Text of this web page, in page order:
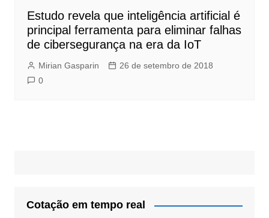
Estudo revela que inteligência artificial é
principal ferramenta para eliminar falhas
de cibersegurança na era da IoT
Mirian Gasparin
26 de setembro de 2018
0
Cotação em tempo real